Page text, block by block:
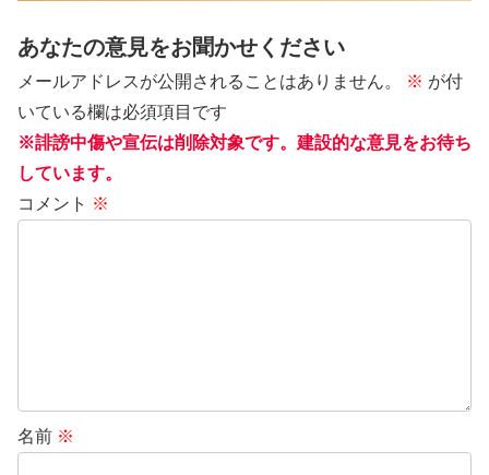
あなたの意見をお聞かせください
メールアドレスが公開されることはありません。 ※ が付
いている欄は必須項目です
※誹謗中傷や宣伝は削除対象です。建設的な意見をお待ち
しています。
コメント ※
名前 ※